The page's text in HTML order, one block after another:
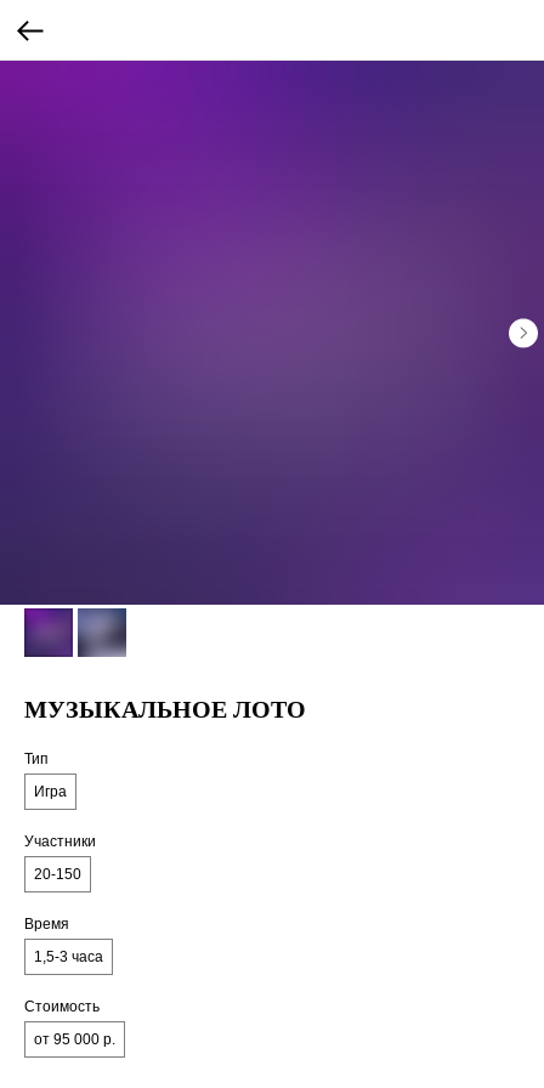
МУЗЫКАЛЬНОЕ ЛОТО
Тип
Игра
Участники
20-150
Время
1,5-3 часа
Стоимость
от 95 000 р.